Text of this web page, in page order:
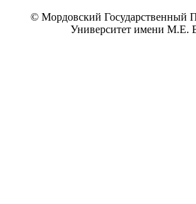
© Мордовский Государственный
Университет имени М.Е.